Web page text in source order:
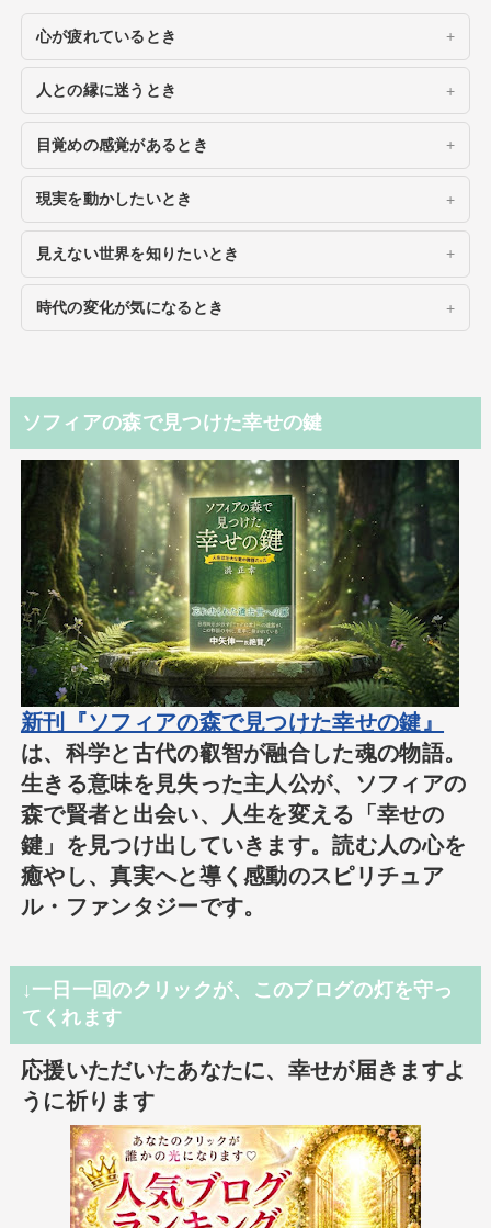
心が疲れているとき
人との縁に迷うとき
目覚めの感覚があるとき
現実を動かしたいとき
見えない世界を知りたいとき
時代の変化が気になるとき
ソフィアの森で見つけた幸せの鍵
新刊『ソフィアの森で見つけた幸せの鍵』
は、科学と古代の叡智が融合した魂の物語。
生きる意味を見失った主人公が、ソフィアの
森で賢者と出会い、人生を変える「幸せの
鍵」を見つけ出していきます。読む人の心を
癒やし、真実へと導く感動のスピリチュア
ル・ファンタジーです。
↓一日一回のクリックが、このブログの灯を守っ
てくれます
応援いただいたあなたに、幸せが届きますよ
うに祈ります